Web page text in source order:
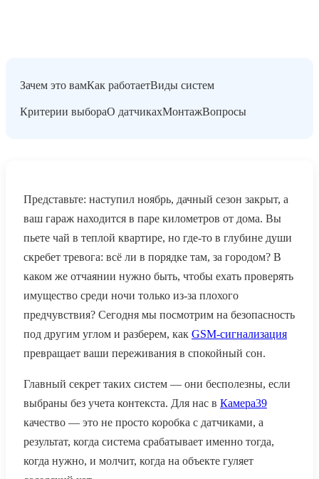
Зачем это вамКак работаетВиды систем
Критерии выбораО датчикахМонтажВопросы
Представьте: наступил ноябрь, дачный сезон закрыт, а
ваш гараж находится в паре километров от дома. Вы
пьете чай в теплой квартире, но где-то в глубине души
скребет тревога: всё ли в порядке там, за городом? В
каком же отчаянии нужно быть, чтобы ехать проверять
имущество среди ночи только из-за плохого
предчувствия? Сегодня мы посмотрим на безопасность
под другим углом и разберем, как GSM-сигнализация
превращает ваши переживания в спокойный сон.
Главный секрет таких систем — они бесполезны, если
выбраны без учета контекста. Для нас в Камера39
качество — это не просто коробка с датчиками, а
результат, когда система срабатывает именно тогда,
когда нужно, и молчит, когда на объекте гуляет